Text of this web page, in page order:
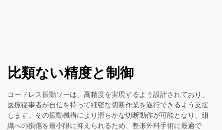
比類ない精度と制御
コードレス振動ソーは、高精度を実現するよう設計されており、
医療従事者が自信を持って細密な切断作業を遂行できるよう支援
します。その振動機構により滑らかな切断動作が可能となり、組
織への損傷を最小限に抑えられるため、整形外科手術に最適で